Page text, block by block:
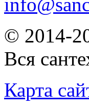
© 2014-
Вся
Карта